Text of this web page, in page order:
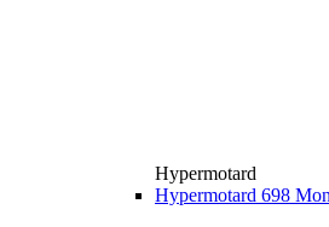
Hypermotard
Hypermotard 698